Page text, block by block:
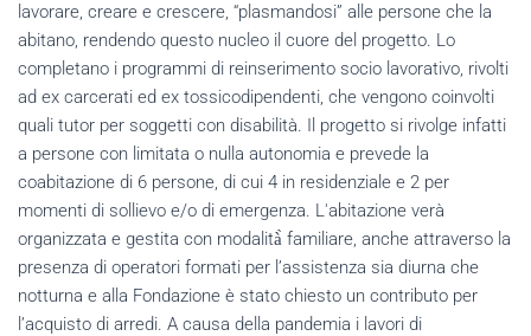
lavorare, creare e crescere, “plasmandosi” alle persone che la
abitano, rendendo questo nucleo il cuore del progetto. Lo
completano i programmi di reinserimento socio lavorativo, rivolti
ad ex carcerati ed ex tossicodipendenti, che vengono coinvolti
quali tutor per soggetti con disabilità. Il progetto si rivolge infatti
a persone con limitata o nulla autonomia e prevede la
coabitazione di 6 persone, di cui 4 in residenziale e 2 per
momenti di sollievo e/o di emergenza. L'abitazione verà
organizzata e gestita con modalità̀ familiare, anche attraverso la
presenza di operatori formati per l’assistenza sia diurna che
notturna e alla Fondazione è stato chiesto un contributo per
l’acquisto di arredi. A causa della pandemia i lavori di